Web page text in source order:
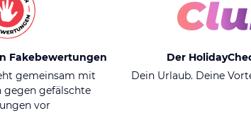
Fakebewertungen
gemeinsam mit
gegen gefälschte
vor
Der
Dein Urlaub. Deine